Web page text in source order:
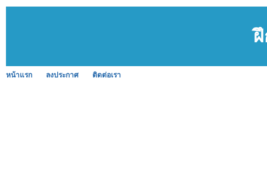
หน้าแรก ลงประกาศ ติดต่อเรา